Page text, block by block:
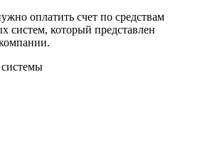
оплатить счет по средствам
систем, который представлен